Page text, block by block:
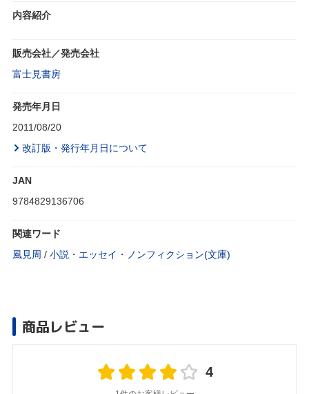
内容紹介
販売会社／発売会社
富士見書房
発売年月日
2011/08/20
改訂版・発行年月日について
JAN
9784829136706
関連ワード
風見周 / 小説・エッセイ・ノンフィクション(文庫)
商品レビュー
4